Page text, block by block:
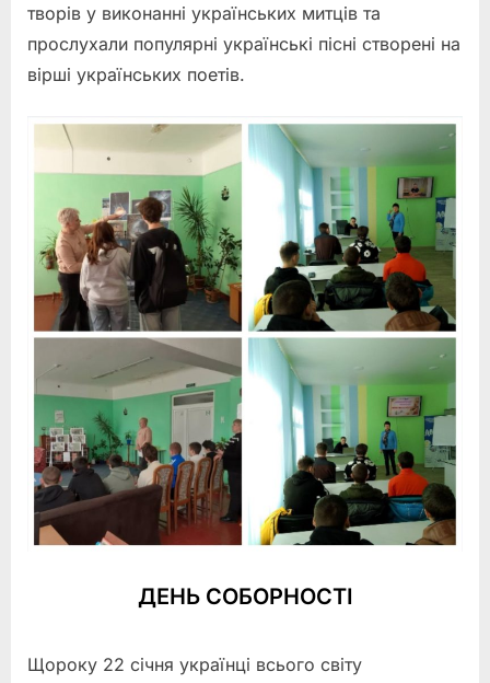
творів у виконанні українських митців та
прослухали популярні українські пісні створені на
вірші українських поетів.
ДЕНЬ СОБОРНОСТІ
Щороку 22 січня українці всього світу